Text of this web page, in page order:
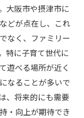
場レポートの
競争優位性
アップ方法
解
ークの活用
した不動産売
大阪市や摂津市に
どが点在し、これ
なく、ファミリー
特に子育て世代に
遊べる場所が近く
なることが多いで
、将来的にも需要
・向上が期待でき